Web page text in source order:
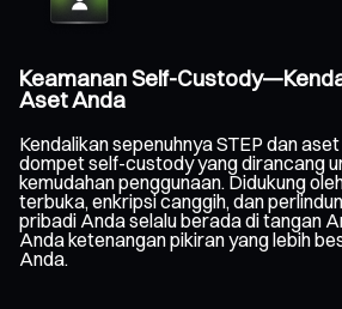
Keamanan Self-
Aset Anda
Kendalikan sepenuhnya STEP dan
dompet self-custody yang dirancang
kemudahan penggunaan. Didukung
terbuka, enkripsi canggih, dan
pribadi Anda selalu berada di tangan
Anda ketenangan pikiran yang lebih
Anda.